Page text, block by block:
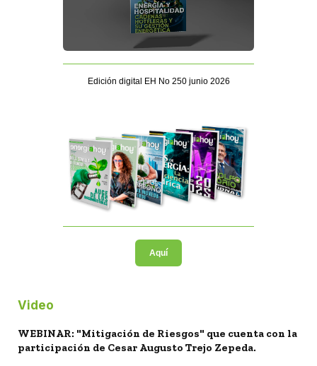
Edición digital EH No 250 junio 2026
Aquí
Video
WEBINAR: "Mitigación de Riesgos" que cuenta con la
participación de Cesar Augusto Trejo Zepeda.